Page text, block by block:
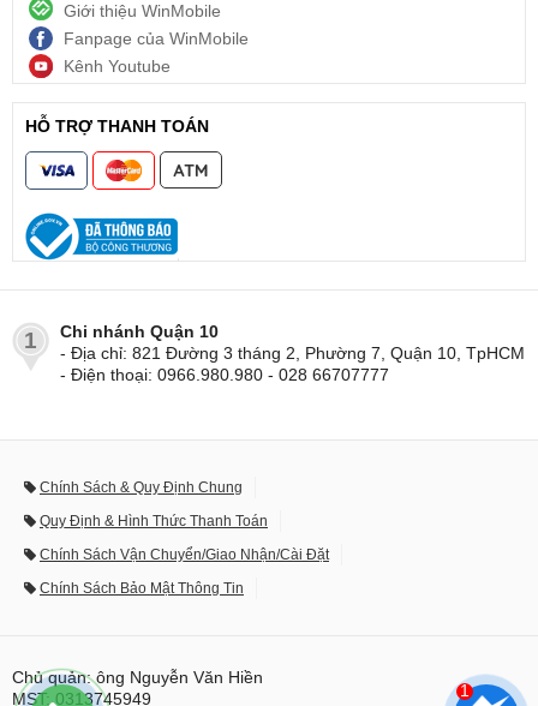
Giới thiệu WinMobile
Fanpage của WinMobile
Kênh Youtube
HỖ TRỢ THANH TOÁN
1
Chi nhánh Quận 10
- Địa chỉ: 821 Đường 3 tháng 2, Phường 7, Quận 10, TpHCM
- Điện thoại: 0966.980.980 - 028 66707777
Chính Sách & Quy Định Chung
Quy Định & Hình Thức Thanh Toán
Chính Sách Vận Chuyển/Giao Nhận/Cài Đặt
Chính Sách Bảo Mật Thông Tin
Chủ quản: ông Nguyễn Văn Hiền
MST: 0313745949
1